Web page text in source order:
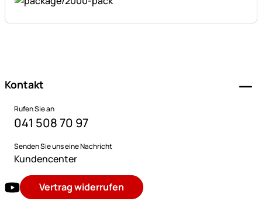
Kontakt
Rufen Sie an
041 508 70 97
Senden Sie uns eine Nachricht
Kundencenter
Vertrag widerrufen